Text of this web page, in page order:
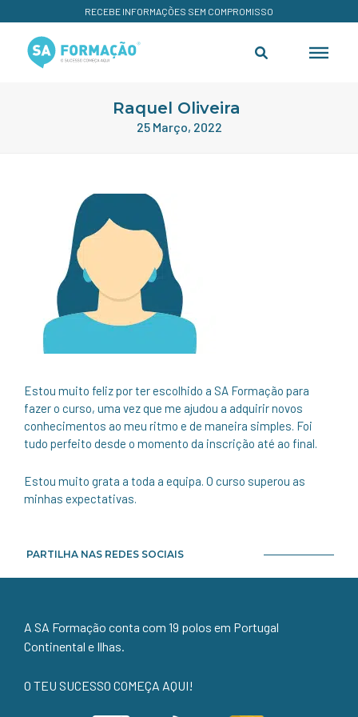
RECEBE INFORMAÇÕES SEM COMPROMISSO
Raquel Oliveira
25 Março, 2022
Estou muito feliz por ter escolhido a SA Formação para
fazer o curso, uma vez que me ajudou a adquirir novos
conhecimentos ao meu ritmo e de maneira simples. Foi
tudo perfeito desde o momento da inscrição até ao final.
Estou muito grata a toda a equipa. O curso superou as
minhas expectativas.
PARTILHA NAS REDES SOCIAIS
A SA Formação conta com 19 polos em Portugal
Continental e Ilhas.
O TEU SUCESSO COMEÇA AQUI!